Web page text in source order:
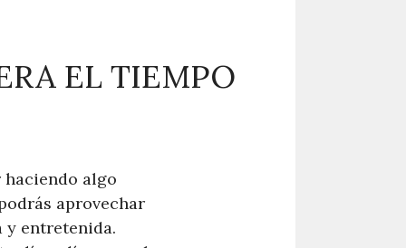
EL TIEMPO
algo
aprovechar
entretenida.